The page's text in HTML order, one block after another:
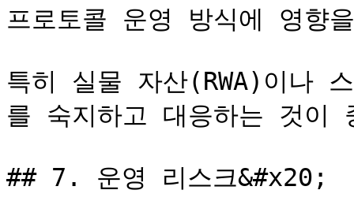
프로토콜 운영 방식에 영향
특히 실물 자산(RWA)이나
를 숙지하고 대응하는 것이
## 7. 운영 리스크&#x20;